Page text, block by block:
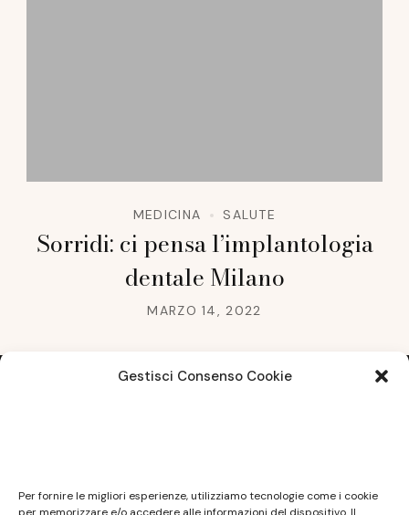
Gestisci Consenso Cookie
Per fornire le migliori esperienze, utilizziamo tecnologie come i cookie
MEDICINA SALUTE
Sorridi: ci pensa l’implantologia
dentale Milano
MARZO 14, 2022
non ha carattere periodico essendo aggiornato